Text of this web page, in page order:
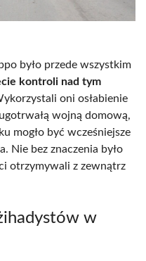
było przede wszystkim
kontroli nad tym
oni osłabienie
wojną domową,
mogło być wcześniejsze
Nie bez znaczenia było
otrzymywali z zewnątrz
w